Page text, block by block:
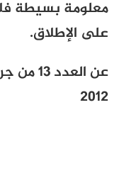
معلومة بسيطة
على الإطلاق.
عن
2012